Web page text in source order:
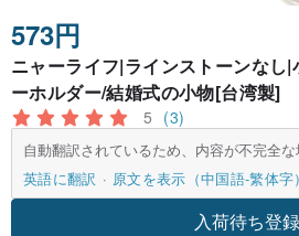
573円
ニャーライフ|ラインストーンなし
ーホルダー/結婚式の小物[台湾製]
5 (3)
自動翻訳されているため、内容が不完全な
英語に翻訳
原文を表示（中国語-繁体字）
入荷待ち登録